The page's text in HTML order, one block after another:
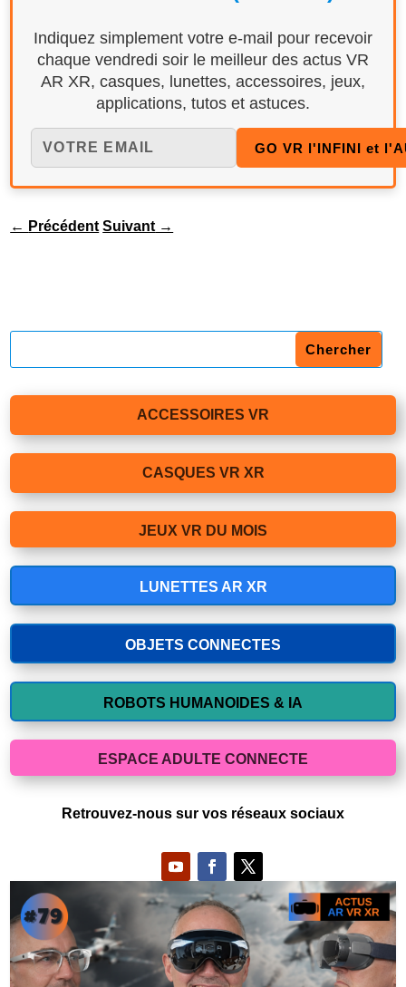
Indiquez simplement votre e-mail pour recevoir
chaque vendredi soir le meilleur des actus VR
AR XR, casques, lunettes, accessoires, jeux,
applications, tutos et astuces.
← Précédent Suivant →
ACCESSOIRES VR
CASQUES VR XR
JEUX VR DU MOIS
LUNETTES AR XR
OBJETS CONNECTES
ROBOTS HUMANOIDES & IA
ESPACE ADULTE CONNECTE
Retrouvez-nous sur vos réseaux sociaux